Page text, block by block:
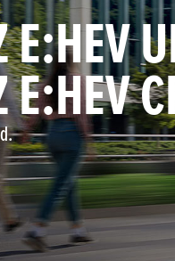
E:HEV
E:HEV